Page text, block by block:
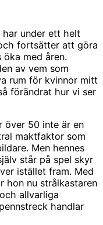
under ett helt
fortsätter att göra
med åren.
av vem som
rum för kvinnor mitt
förändrat hur vi ser
över 50 inte är en
maktfaktor som
Men hennes
står på spel skyr
istället fram. Med
hon nu strålkastaren
allvarliga
handlar